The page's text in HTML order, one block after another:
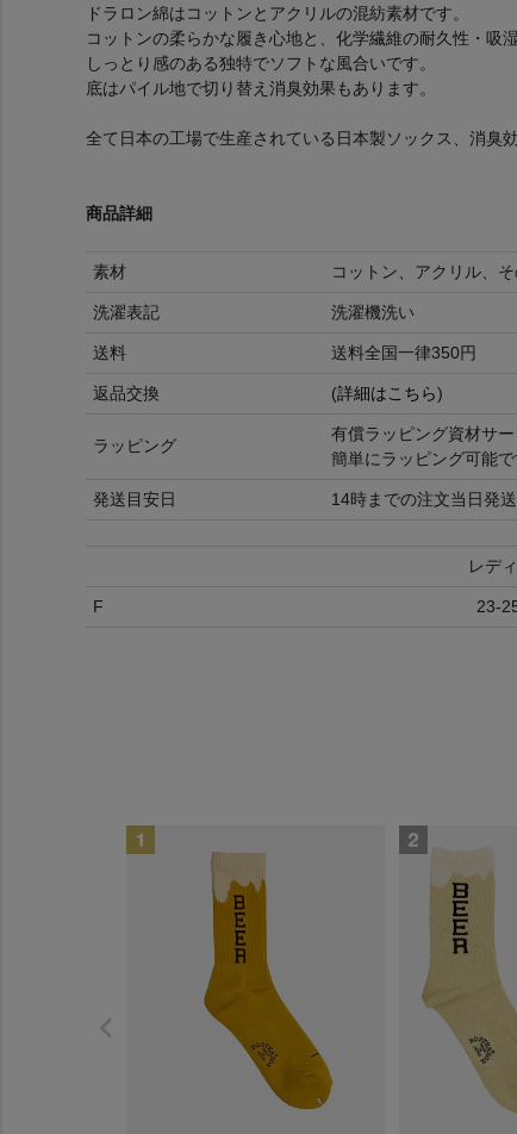
ドラロン綿はコットンとアクリルの混紡素材です。
コットンの柔らかな履き心地と、化学繊維の耐久性・吸
しっとり感のある独特でソフトな風合いです。
底はパイル地で切り替え消臭効果もあります。
全て日本の工場で生産されている日本製ソックス、消臭
商品詳細
素材 コットン、アクリル、
洗濯表記 洗濯機洗い
送料 送料全国一律350円
返品交換 (詳細はこちら)
ラッピング
有償ラッピング資材サ
簡単にラッピング可能で
発送目安日 14時までの注文当日発
レデ
F 23-